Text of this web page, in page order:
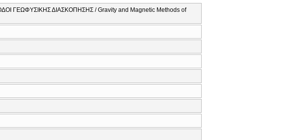
ΓΕΩΦΥΣΙΚΗΣ ΔΙΑΣΚΟΠΗΣΗΣ / Gravity and Magnetic Methods of